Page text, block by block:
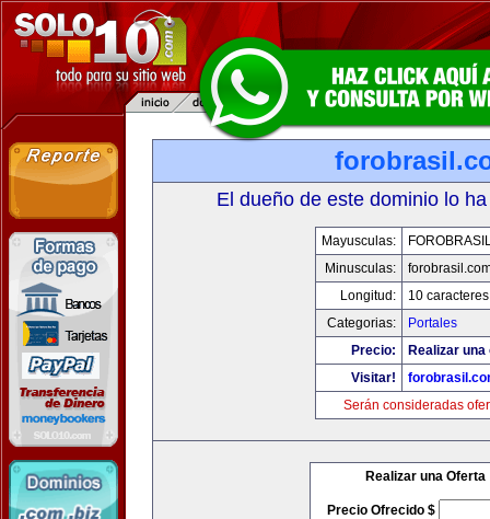
El dueño de este dominio lo
Mayusculas:
Minusculas:
Longitud:
10 caracteres
Categorias:
Portales
Precio:
Realizar
Visitar!
Serán consideradas
Realizar una Oferta
Precio Ofrecido $